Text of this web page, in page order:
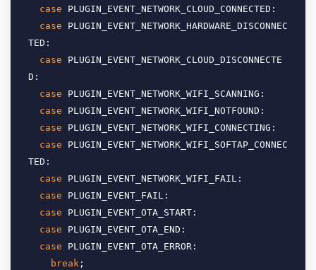
case PLUGIN_EVENT_NETWORK_CLOUD_CONNECTED:
case PLUGIN_EVENT_NETWORK_HARDWARE_DISCONNEC
TED:
case PLUGIN_EVENT_NETWORK_CLOUD_DISCONNECTE
D:
case PLUGIN_EVENT_NETWORK_WIFI_SCANNING:
case PLUGIN_EVENT_NETWORK_WIFI_NOTFOUND:
case PLUGIN_EVENT_NETWORK_WIFI_CONNECTING:
case PLUGIN_EVENT_NETWORK_WIFI_SOFTAP_CONNEC
TED:
case PLUGIN_EVENT_NETWORK_WIFI_FAIL:
case PLUGIN_EVENT_FAIL:
case PLUGIN_EVENT_OTA_START:
case PLUGIN_EVENT_OTA_END:
case PLUGIN_EVENT_OTA_ERROR:
break ;